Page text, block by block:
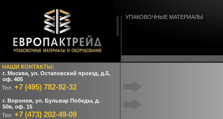
НАШИ КОНТАКТЫ:
г. Москва, ул. Остаповский проезд, д.5,
оф. 405
Тел. +7 (495) 782-92-32
г. Воронеж, ул. Бульвар Победы, д.
50в, оф. 15
Тел. +7 (473) 202-49-09
УПАКОВОЧНЫЕ МАТЕРИАЛЫ